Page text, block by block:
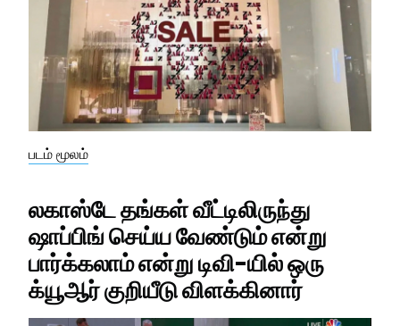
படம் மூலம்
லகாஸ்டே தங்கள் வீட்டிலிருந்து
ஷாப்பிங் செய்ய வேண்டும் என்று
பார்க்கலாம் என்று டிவி-யில் ஒரு
க்யூஆர் குறியீடு விளக்கினார்